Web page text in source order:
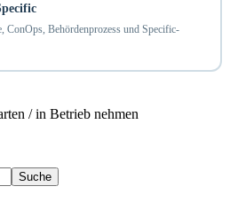
ConOps, Behördenprozess und Specific-
/ in Betrieb nehmen